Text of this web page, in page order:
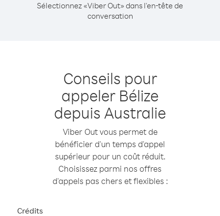
Sélectionnez «Viber Out» dans l'en-tête de
conversation
Conseils pour
appeler Bélize
depuis Australie
Viber Out vous permet de
bénéficier d'un temps d'appel
supérieur pour un coût réduit.
Choisissez parmi nos offres
d'appels pas chers et flexibles :
Crédits